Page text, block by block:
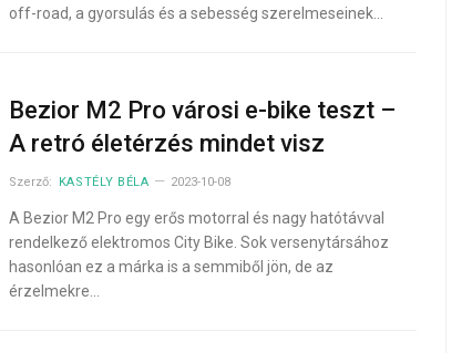
off-road, a gyorsulás és a sebesség szerelmeseinek…
Bezior M2 Pro városi e-bike teszt –
A retró életérzés mindet visz
Szerző: KASTÉLY BÉLA 2023-10-08
A Bezior M2 Pro egy erős motorral és nagy hatótávval
rendelkező elektromos City Bike. Sok versenytársához
hasonlóan ez a márka is a semmiből jön, de az
érzelmekre…